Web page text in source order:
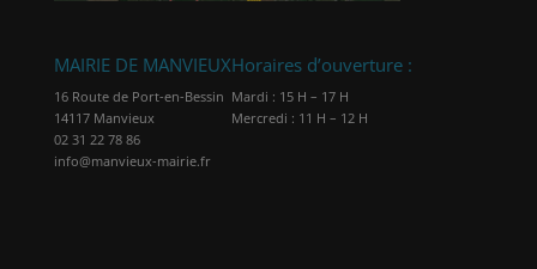
MAIRIE DE MANVIEUX
16 Route de Port-en-Bessin
14117 Manvieux
02 31 22 78 86
info@manvieux-mairie.fr
Horaires d’ouverture :
Mardi : 15 H – 17 H
Mercredi : 11 H – 12 H